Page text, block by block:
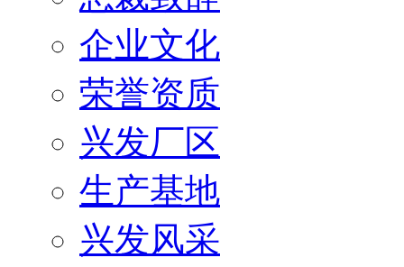
企业文化
荣誉资质
兴发厂区
生产基地
兴发风采